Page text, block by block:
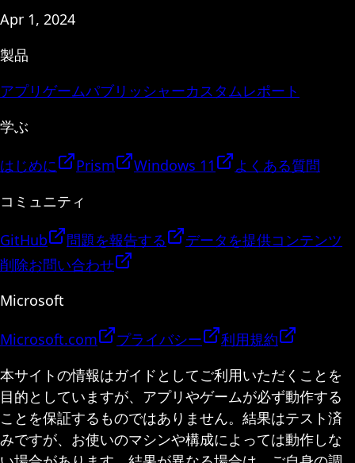
Apr 1, 2024
製品
アプリゲームパブリッシャーカスタムレポート
学ぶ
はじめに Prism Windows 11
よくある質問
コミュニティ
GitHub 問題を報告する データを提供コンテンツ
削除お問い合わせ
Microsoft
Microsoft.com プライバシー
利用規約
本サイトの情報はガイドとしてご利用いただくことを
目的としていますが、アプリやゲームが必ず動作する
ことを保証するものではありません。結果はテスト済
みですが、お使いのマシンや構成によっては動作しな